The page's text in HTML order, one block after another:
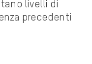
livelli di
precedenti